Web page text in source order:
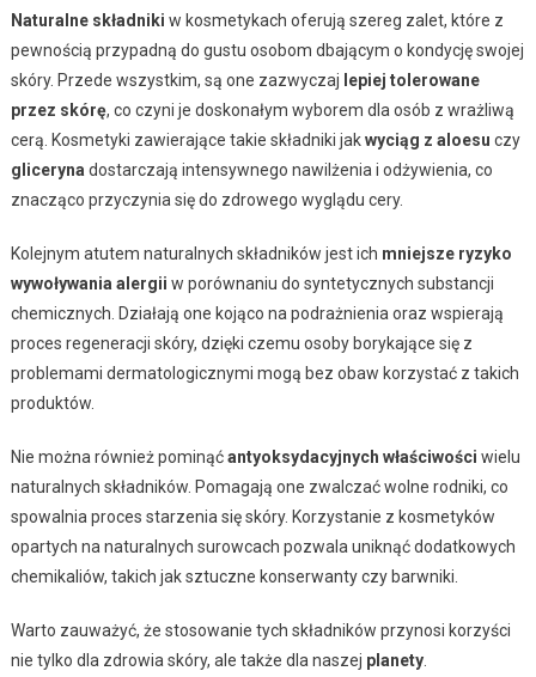
Naturalne składniki w kosmetykach oferują szereg zalet, które z
pewnością przypadną do gustu osobom dbającym o kondycję swojej
skóry. Przede wszystkim, są one zazwyczaj lepiej tolerowane
przez skórę, co czyni je doskonałym wyborem dla osób z wrażliwą
cerą. Kosmetyki zawierające takie składniki jakwyciąg z aloesu czy
gliceryna dostarczają intensywnego nawilżenia i odżywienia, co
znacząco przyczynia się do zdrowego wyglądu cery.
Kolejnym atutem naturalnych składników jest ich mniejsze ryzyko
wywoływania alergii w porównaniu do syntetycznych substancji
chemicznych. Działają one kojąco na podrażnienia oraz wspierają
proces regeneracji skóry, dzięki czemu osoby borykające się z
problemami dermatologicznymi mogą bez obaw korzystać z takich
produktów.
Nie można również pominąćantyoksydacyjnych właściwości wielu
naturalnych składników. Pomagają one zwalczać wolne rodniki, co
spowalnia proces starzenia się skóry. Korzystanie z kosmetyków
opartych na naturalnych surowcach pozwala uniknąć dodatkowych
chemikaliów, takich jak sztuczne konserwanty czy barwniki.
Warto zauważyć, że stosowanie tych składników przynosi korzyści
nie tylko dla zdrowia skóry, ale także dla naszej planety.